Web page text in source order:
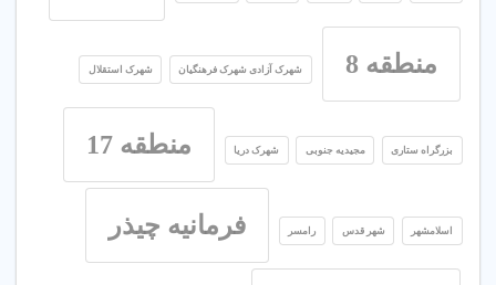
منطقه 8 شهرک آزادی شهرک فرهنگیان شهرک استقلال
بزرگراه ستاری مجیدیه جنوبی شهرک دریا منطقه 17
اسلامشهر شهر قدس رامسر فرمانیه چیذر